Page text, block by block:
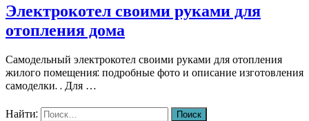
Электрокотел своими руками для
отопления дома
Самодельный электрокотел своими руками для отопления
жилого помещения: подробные фото и описание изготовления
самоделки. . Для …
Найти: